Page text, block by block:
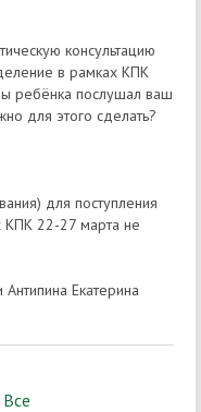
консультацию
в рамках КПК
ребёнка послушал ваш
для этого сделать?
для поступления
КПК 22-27 марта не
Екатерина
Все